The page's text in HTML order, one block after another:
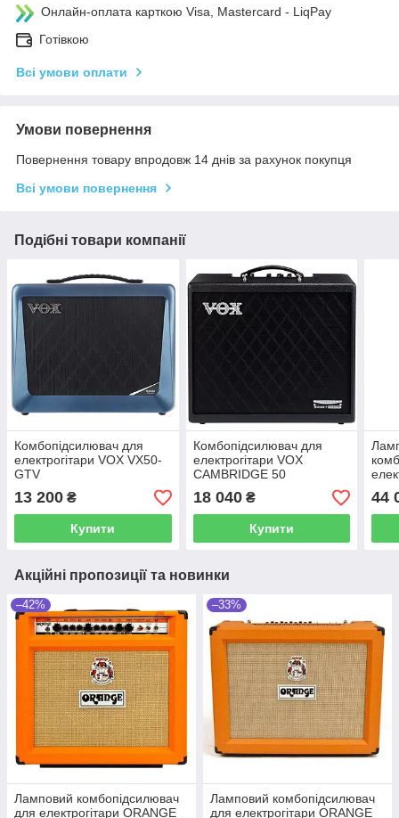
Онлайн-оплата карткою Visa, Mastercard - LiqPay
Готівкою
Всі умови оплати
Умови повернення
Повернення товару впродовж 14 днів за рахунок покупця
Всі умови повернення
Подібні товари компанії
Комбопідсилювач для
електрогітари VOX VX50-
GTV
13 200 ₴
Купити
Комбопідсилювач для
електрогітари VOX
CAMBRIDGE 50
18 040₴
Купити
44
Акційні пропозиції та новинки
–42%
Ламповий комбопідсилювач
для електрогітари ORANGE
–33%
Ламповий комбопідсилювач
для електрогітари ORANGE